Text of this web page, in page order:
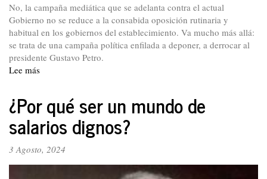
No, la campaña mediática que se adelanta contra el actual
Gobierno no se reduce a la consabida oposición rutinaria y
habitual en los gobiernos del establecimiento. Va mucho más allá:
se trata de una campaña política enfilada a deponer, a derrocar al
presidente Gustavo Petro.
Lee más
objetivo
de
la
ofensiva
mediática
¿Por qué ser un mundo de
salarios dignos?
3 Agosto, 2024